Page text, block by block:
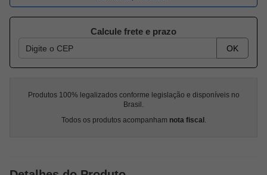
Calcule frete e prazo
OK
Produtos 100% legalizados conforme legislação e disponíveis no
Brasil.
Todos os produtos acompanham nota fiscal .